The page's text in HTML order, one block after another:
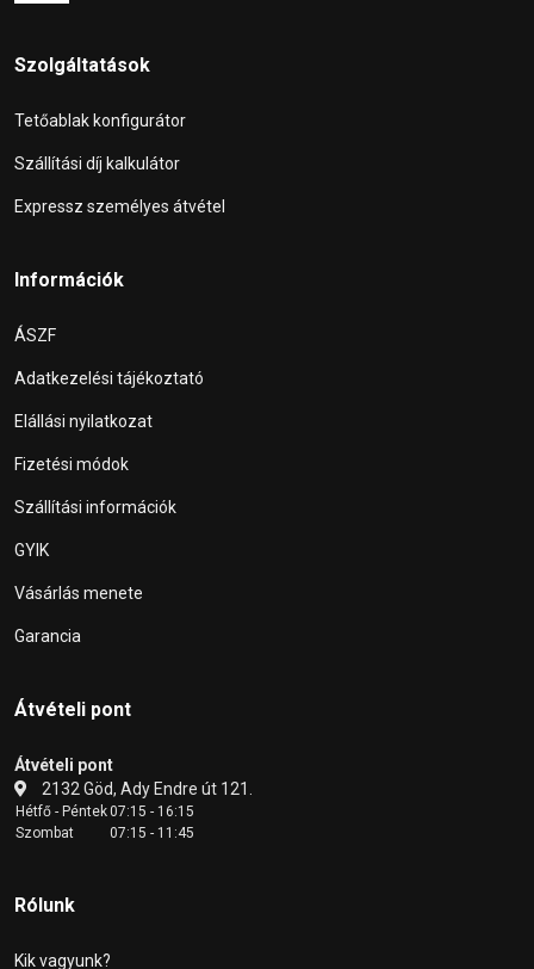
Szolgáltatások
Tetőablak konfigurátor
Szállítási díj kalkulátor
Expressz személyes átvétel
Információk
ÁSZF
Adatkezelési tájékoztató
Elállási nyilatkozat
Fizetési módok
Szállítási információk
GYIK
Vásárlás menete
Garancia
Átvételi pont
Átvételi pont
2132 Göd, Ady Endre út 121.
Hétfő - Péntek07:15 - 16:15
Szombat
07:15 - 11:45
Rólunk
Kik vagyunk?